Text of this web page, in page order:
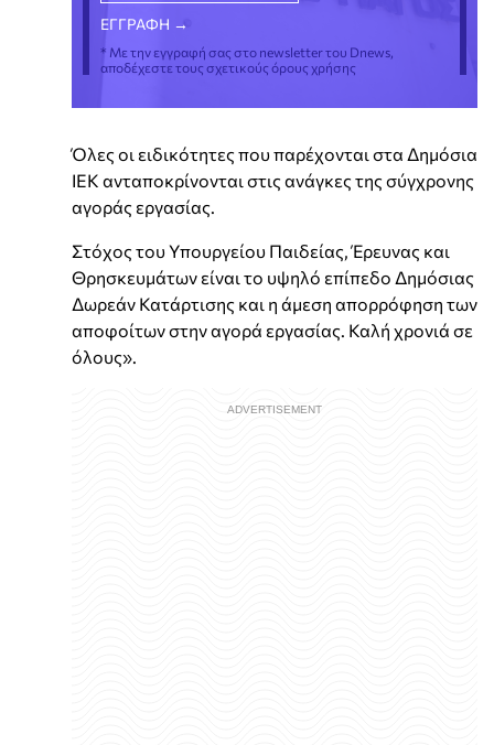
* Με την εγγραφή σας στο newsletter του Dnews,
αποδέχεστε τους σχετικούς όρους χρήσης
Όλες οι ειδικότητες που παρέχονται στα Δημόσια
ΙΕΚ ανταποκρίνονται στις ανάγκες της σύγχρονης
αγοράς εργασίας.
Στόχος του Υπουργείου Παιδείας, Έρευνας και
Θρησκευμάτων είναι το υψηλό επίπεδο Δημόσιας
Δωρεάν Κατάρτισης και η άμεση απορρόφηση των
αποφοίτων στην αγορά εργασίας. Καλή χρονιά σε
όλους».